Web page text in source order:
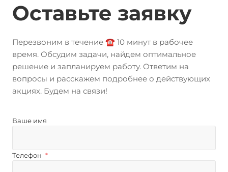
Оставьте заявку
Перезвоним в течение ☎️ 10 минут в рабочее
время. Обсудим задачи, найдем оптимальное
решение и запланируем работу. Ответим на
вопросы и расскажем подробнее о действующих
акциях. Будем на связи!
Ваше имя
Телефон *